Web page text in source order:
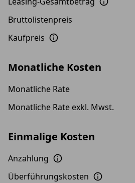
Bruttolistenpreis
Kaufpreis
Monatliche Kosten
Monatliche Rate
Monatliche Rate exkl. Mwst.
Einmalige Kosten
Anzahlung
Überführungskosten